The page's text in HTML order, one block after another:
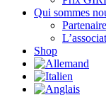
Qui sommes
Shop